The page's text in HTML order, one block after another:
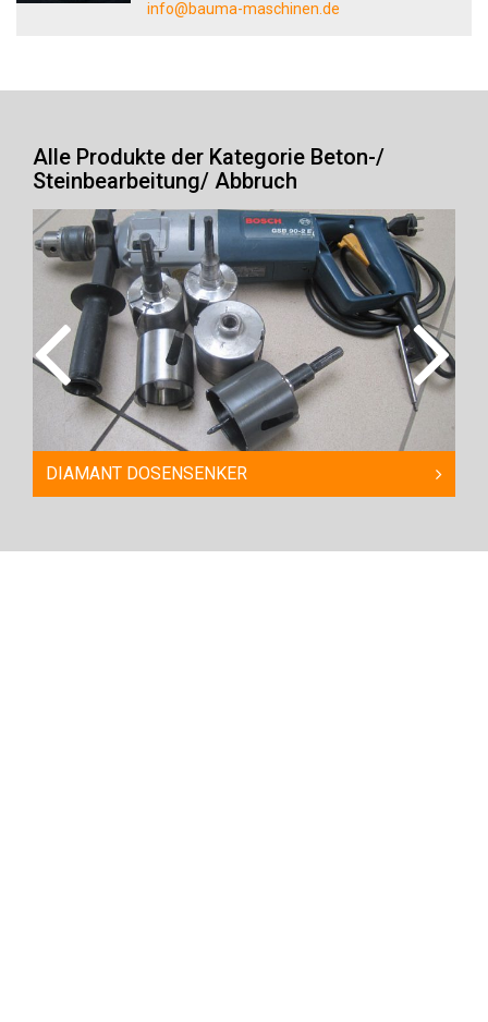
info@bauma-maschinen.de
Alle Produkte der Kategorie Beton-/
Steinbearbeitung/ Abbruch
DIAMANT DOSENSENKER